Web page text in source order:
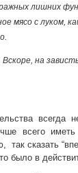
лишних
мясо с луком,
Вскоре, на
всегда
всего
сказать
было в